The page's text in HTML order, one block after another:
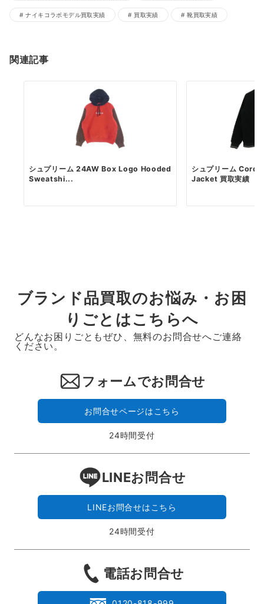
ナイキコラボモデル買取実績 買取実績 靴買取実績
関連記事
シュプリーム 24AW Box Logo Hooded
Sweatshi...
シュプリーム
Jacket 買取実績
ブランド品買取のお悩み・お困
りごとはこちらへ
どんなお困りごともぜひ、無料のお問合せへご連絡
ください。
フォームでお問合せ
お問合せページはこちら
24時間受付
LINEお問合せ
LINEお問合せはこちら
24時間受付
電話お問合せ